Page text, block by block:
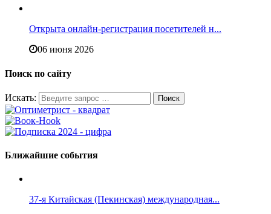
Открыта онлайн-регистрация посетителей н...
06 июня 2026
Поиск по сайту
Искать:
Ближайшие события
37-я Китайская (Пекинская) международная...